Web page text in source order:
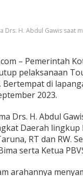
Drs. H. Abdul Gawis saat
– Pemerintah
pelaksanaan
Bertempat di
2023.
Drs. H. Abdul
Daerah lingkup
RT dan RW.
serta Ketua
arahannya